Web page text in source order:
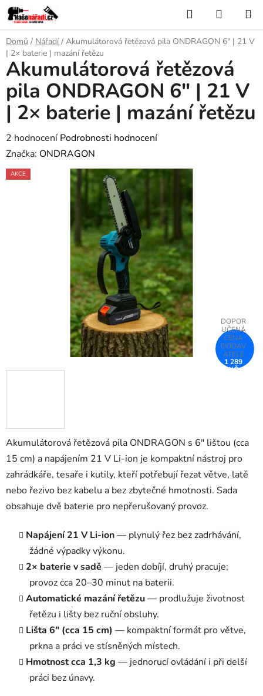
Přejít
na
obsah
Hledat
KOŠÍK
Domů / Nářadí / Akumulátorová řetězová pila ONDRAGON 6" | 21 V
| 2× baterie | mazání řetězu
Akumulátorová řetězová pila ONDRAGON s 6" lištou (cca
15 cm) a napájením 21 V Li-ion je kompaktní nástroj pro
zahrádkáře, tesaře i kutily, kteří potřebují řezat větve, latě
nebo řezivo bez kabelu a bez zbytečné hmotnosti. Sada
obsahuje dvě baterie pro nepřerušovaný provoz.
Napájení 21 V Li-ion— plynulý řez bez zadrhávání,
žádné výpadky výkonu.
2× baterie v sadě — jeden dobíjí, druhý pracuje;
provoz cca 20–30 minut na baterii.
Automatické mazání řetězu— prodlužuje životnost
řetězu i lišty bez ruční obsluhy.
Lišta 6" (cca 15 cm) — kompaktní formát pro větve,
prkna a práci ve stísněných místech.
Hmotnost cca 1,3 kg — jednorucí ovládání i při delší
práci bez únavy.
Akumulátorová řetězová
pila ONDRAGON 6" | 21 V
| 2× baterie | mazání řetězu
Průměrné
hodnocení
produktu
2 hodnocení Podrobnosti hodnocení
Značka: ONDRAGON
AKCE
1 289
KČ